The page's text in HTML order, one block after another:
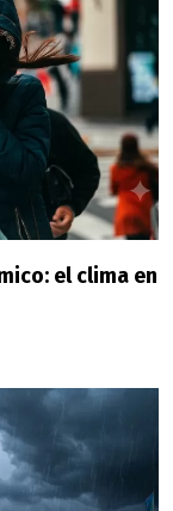
el clima en